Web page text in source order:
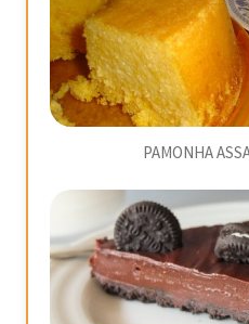
PAMONHA